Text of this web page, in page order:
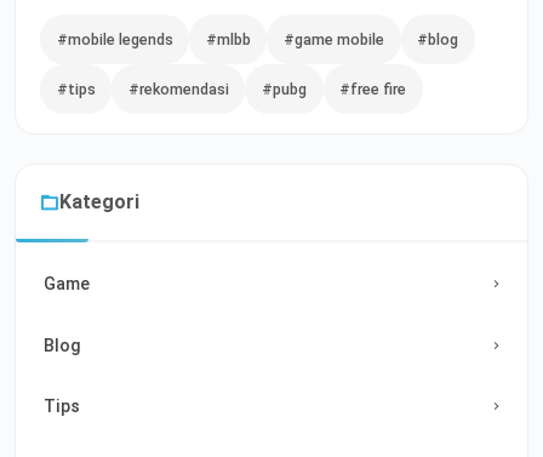
#mobile legends #mlbb #game mobile #blog
#tips #rekomendasi #pubg #free fire
Kategori
Game
Blog
Tips